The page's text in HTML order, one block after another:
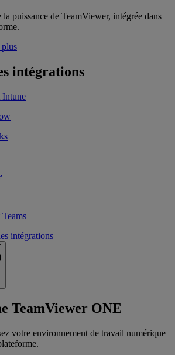
puissance de TeamViewer, intégrée dans
intégrations
intégrations
TeamViewer ONE
votre environnement de travail numérique